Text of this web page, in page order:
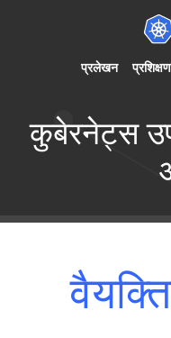
प्रलेखन प्रशिक्षण
कुबेरनेट्स